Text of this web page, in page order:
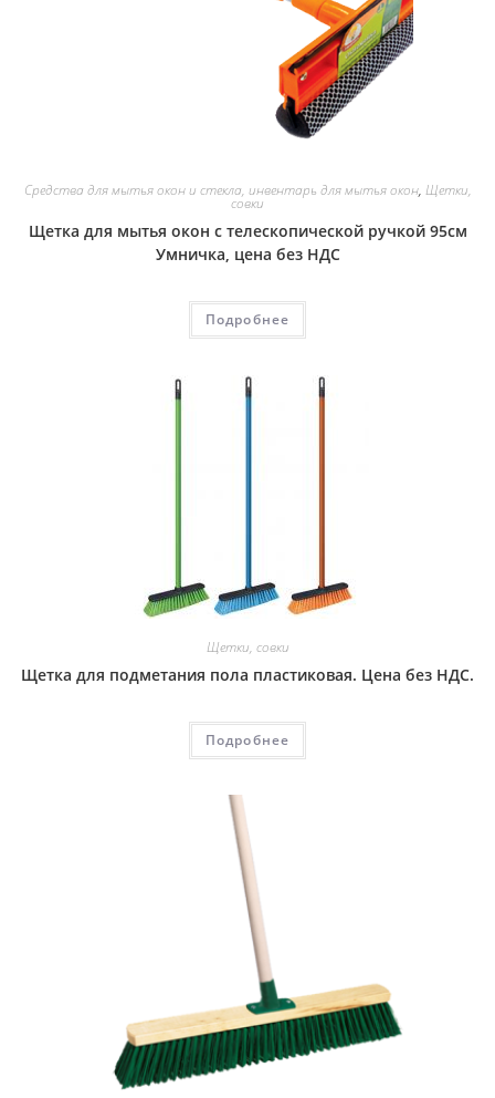
Средства для мытья окон и стекла, инвентарь для мытья окон, Щетки,
совки
Щетка для мытья окон с телескопической ручкой 95см
Умничка, цена без НДС
Подробнее
Щетки, совки
Щетка для подметания пола пластиковая. Цена без НДС.
Подробнее